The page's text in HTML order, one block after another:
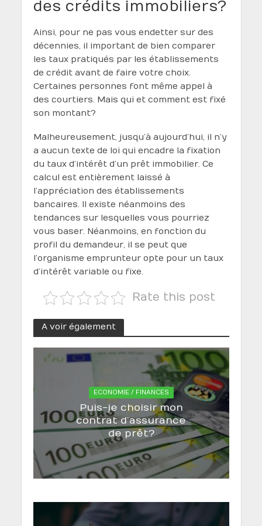
des crédits immobiliers ?
Ainsi, pour ne pas vous endetter sur des
décennies, il important de bien comparer
les taux pratiqués par les établissements
de crédit avant de faire votre choix.
Certaines personnes font même appel à
des courtiers. Mais qui et comment est fixé
son montant ?
Malheureusement, jusqu’à aujourd’hui, il n’y
a aucun texte de loi qui encadre la fixation
du taux d’intérêt d’un prêt immobilier. Ce
calcul est entièrement laissé à
l’appréciation des établissements
bancaires. Il existe néanmoins des
tendances sur lesquelles vous pourriez
vous baser. Néanmoins, en fonction du
profil du demandeur, il se peut que
l’organisme emprunteur opte pour un taux
d’intérêt variable ou fixe.
Rate this post
A voir également
ECONOMIE / FINANCES
Puis-je choisir mon
contrat d’assurance
de prêt ?